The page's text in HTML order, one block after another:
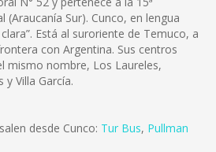
(Araucanía Sur). Cunco, en lengua
Está al suroriente de Temuco, a
con Argentina. Sus centros
mismo nombre, Los Laureles,
Villa García.
desde Cunco: Tur Bus, Pullman